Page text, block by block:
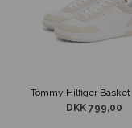
DKK 799,00